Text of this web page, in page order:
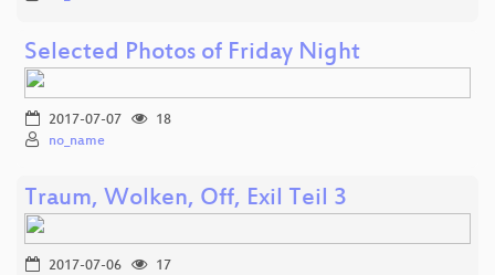
Selected Photos of Friday Night
2017-07-07
18
no_name
Traum, Wolken, Off, Exil Teil 3
2017-07-06
17